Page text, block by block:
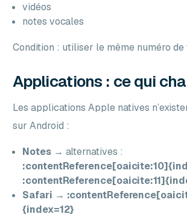
vidéos
notes vocales
Condition : utiliser le même numéro de
Applications : ce qui
Les applications Apple natives
sur Android :
Notes→ alternatives :
Safari →
{index=12}